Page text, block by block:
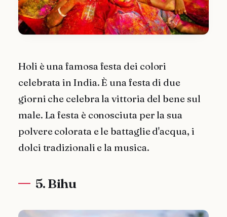
Holi è una famosa festa dei colori
celebrata in India. È una festa di due
giorni che celebra la vittoria del bene sul
male. La festa è conosciuta per la sua
polvere colorata e le battaglie d'acqua, i
dolci tradizionali e la musica.
5. Bihu